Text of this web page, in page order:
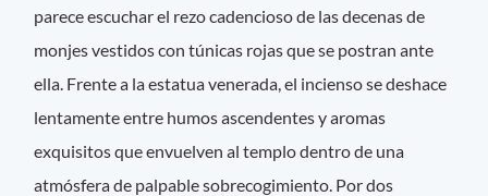
parece escuchar el rezo cadencioso de las decenas de
monjes vestidos con túnicas rojas que se postran ante
ella. Frente a la estatua venerada, el incienso se deshace
lentamente entre humos ascendentes y aromas
exquisitos que envuelven al templo dentro de una
atmósfera de palpable sobrecogimiento. Por dos